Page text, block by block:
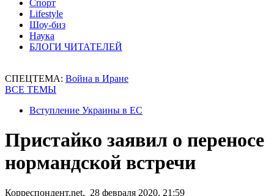
Спорт
Lifestyle
Шоу-биз
Наука
БЛОГИ ЧИТАТЕЛЕЙ
СПЕЦТЕМА: Война в Иране
ВСЕ ТЕМЫ
Вступление Украины в ЕС
Пристайко заявил о переносе
нормандской встречи
Корреспондент.net, 28 февраля 2020, 21:59